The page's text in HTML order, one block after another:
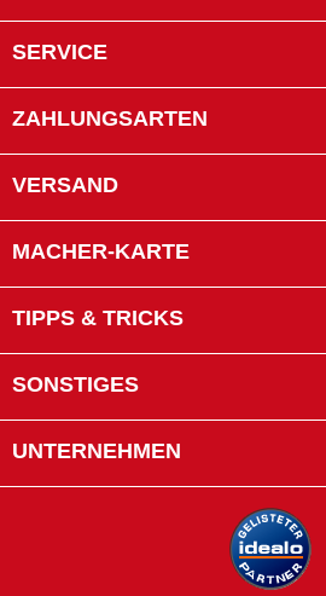
SERVICE
ZAHLUNGSARTEN
VERSAND
MACHER-KARTE
TIPPS & TRICKS
SONSTIGES
UNTERNEHMEN